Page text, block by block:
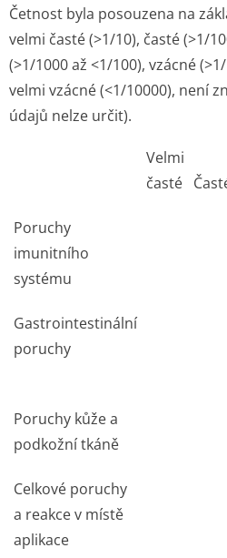
Četnost byla posouzena na
velmi časté (>1/10), časté (>1/
(>1/1000 až <1/100), vzácné
velmi vzácné (<1/10000), není
údajů nelze určit).
Velmi
časté
Poruchy
imunitního
systému
Gastrointestinální
poruchy
Poruchy kůže a
podkožní tkáně
Celkové poruchy
a reakce v místě
aplikace